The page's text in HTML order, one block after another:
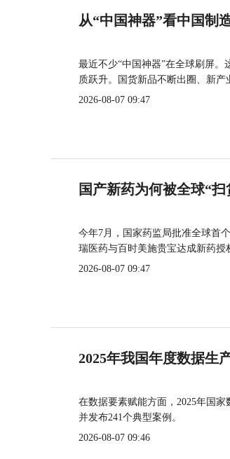
从“中国神器”看中国制
最近不少“中国神器”在全球刷屏
质跃升。国货新品不断出圈、新产
2026-08-07 09:47
国产新药为何被全球“扫
今年7月，国家药监局批准全球首
瑞医药与百时美施贵宝达成新药
2026-08-07 09:47
2025年我国年度数据生
在数据要素赋能方面，2025年国家
并发布241个典型案例。
2026-08-07 09:46